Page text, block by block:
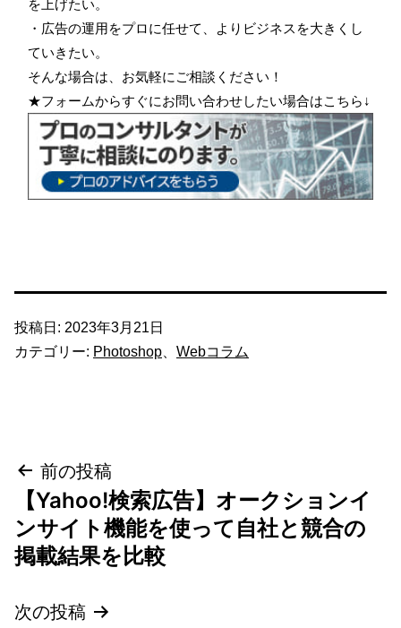
を上げたい。
・広告の運用をプロに任せて、よりビジネスを大きくし
ていきたい。
そんな場合は、お気軽にご相談ください！
★フォームからすぐにお問い合わせしたい場合はこちら↓
投稿日: 2023年3月21日
カテゴリー: Photoshop Webコラム
投
稿
ナ
ビ
前の投稿
【Yahoo!検索広告】オークションイ
ンサイト機能を使って自社と競合の
掲載結果を比較
次の投稿